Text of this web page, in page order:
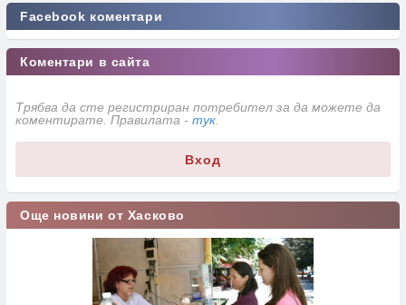
Facebook коментари
Коментари в сайта
Трябва да сте регистриран потребител за да можете да
коментирате. Правилата - тук
Вход
Още новини от Хасково